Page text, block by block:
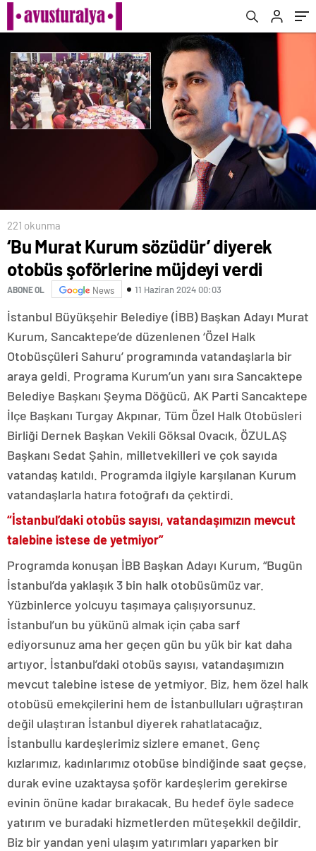
221 okunma
‘Bu Murat Kurum sözüdür’ diyerek
otobüs şoförlerine müjdeyi verdi
ABONE OL News 11 Haziran 2024 00:03
İstanbul Büyükşehir Belediye (İBB) Başkan Adayı Murat
Kurum, Sancaktepe’de düzenlenen ‘Özel Halk
Otobüsçüleri Sahuru’ programında vatandaşlarla bir
araya geldi. Programa Kurum’un yanı sıra Sancaktepe
Belediye Başkanı Şeyma Döğücü, AK Parti Sancaktepe
İlçe Başkanı Turgay Akpınar, Tüm Özel Halk Otobüsleri
Birliği Dernek Başkan Vekili Göksal Ovacık, ÖZULAŞ
Başkanı Sedat Şahin, milletvekilleri ve çok sayıda
vatandaş katıldı. Programda ilgiyle karşılanan Kurum
vatandaşlarla hatıra fotoğrafı da çektirdi.
“İstanbul’daki otobüs sayısı, vatandaşımızın mevcut
talebine istese de yetmiyor”
Programda konuşan İBB Başkan Adayı Kurum, “Bugün
İstanbul’da yaklaşık 3 bin halk otobüsümüz var.
Yüzbinlerce yolcuyu taşımaya çalışıyorsunuz.
İstanbul’un bu yükünü almak için çaba sarf
ediyorsunuz ama her geçen gün bu yük bir kat daha
artıyor. İstanbul’daki otobüs sayısı, vatandaşımızın
mevcut talebine istese de yetmiyor. Biz, hem özel halk
otobüsü emekçilerini hem de İstanbulluları uğraştıran
değil ulaştıran İstanbul diyerek rahatlatacağız.
İstanbullu kardeşlerimiz sizlere emanet. Genç
kızlarımız, kadınlarımız otobüse bindiğinde saat geçse,
durak evine uzaktaysa şoför kardeşlerim gerekirse
evinin önüne kadar bırakacak. Bu hedef öyle sadece
yatırım ve buradaki hizmetlerden müteşekkil değildir.
Biz bir yandan yeni ulaşım yatırımları yaparken bir